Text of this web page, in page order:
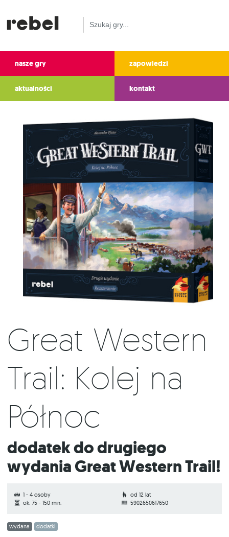
nasze gry zapowiedzi
aktualności kontakt
Great Western
Trail: Kolej na
Północ
Dodatek do drugiego
wydania Great Western Trail!
1 - 4 osoby
od 12 lat
ok. 75 - 150 min.
5902650617650
wydana dodatki